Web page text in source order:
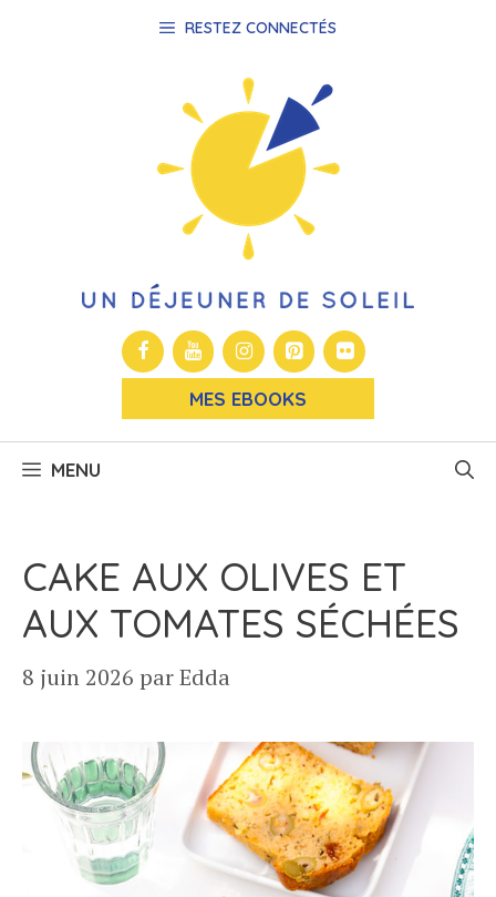
RESTEZ CONNECTÉS
MES EBOOKS
MENU
CAKE AUX OLIVES ET
AUX TOMATES SÉCHÉES
8 juin 2026 parEdda